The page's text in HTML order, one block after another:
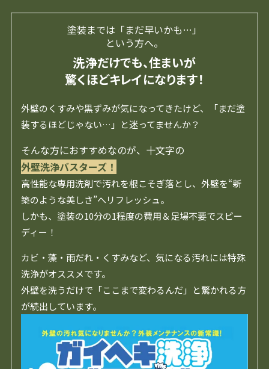
塗装までは「まだ早いかも…」
という方へ。
洗浄だけでも、住まいが
驚くほどキレイになります！
外壁のくすみや黒ずみが気になってきたけど、「まだ塗
装するほどじゃない…」と迷ってませんか？
そんな方におすすめなのが、十文字の
外壁洗浄バスターズ！
高性能な専用洗剤で汚れを根こそぎ落とし、外壁を“新
築のような美しさ”へリフレッシュ。
しかも、塗装の10分の1程度の費用＆足場不要でスピー
ディー！
カビ・藻・雨だれ・くすみなど、気になる汚れには特殊
洗浄がオススメです。
外壁を洗うだけで「ここまで変わるんだ」と驚かれる方
が続出しています。